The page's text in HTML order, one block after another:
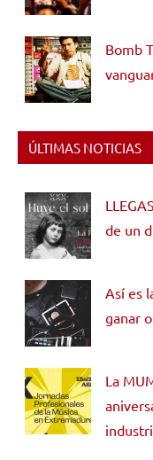
Bomb
ÚLTIMAS NOTICIAS
de un
Así es
ganar
La